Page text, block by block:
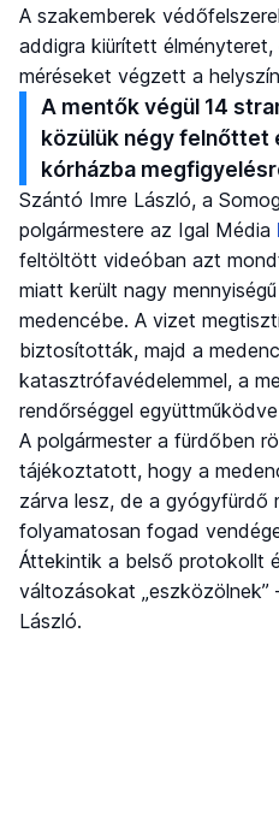
A szakemberek
addigra kiürített élményteret,
méréseket végzett a
A mentők végül 14
közülük négy
kórházba
Szántó Imre László, a
polgármestere az Igal Média
feltöltött videóban azt
miatt került nagy
medencébe. A vizet
biztosították, majd a
katasztrófavédelemmel, a
rendőrséggel
A polgármester a fürdőben
tájékoztatott, hogy a
zárva lesz, de a gyógyfürdő
folyamatosan fogad
Áttekintik a belső protokollt
változásokat „eszközölnek”
László.